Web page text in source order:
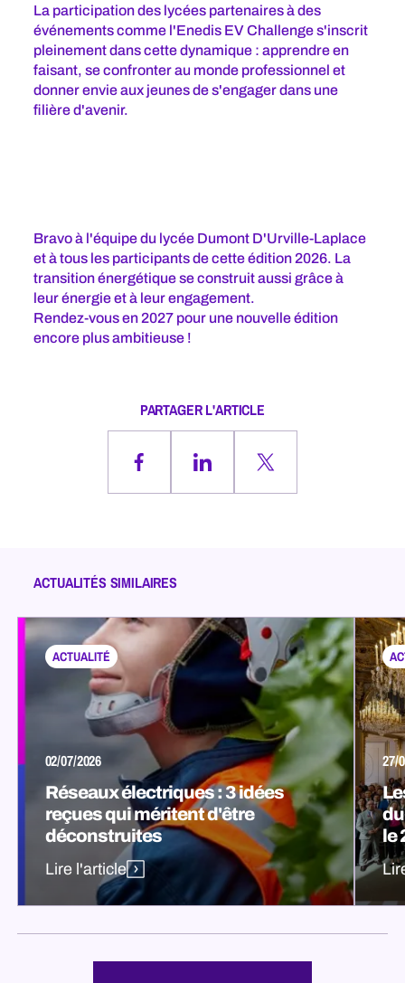
La participation des lycées partenaires à des
événements comme l'Enedis EV Challenge s'inscrit
pleinement dans cette dynamique : apprendre en
faisant, se confronter au monde professionnel et
donner envie aux jeunes de s'engager dans une
filière d'avenir.
Bravo à l'équipe du lycée Dumont D'Urville-Laplace
et à tous les participants de cette édition 2026. La
transition énergétique se construit aussi grâce à
leur énergie et à leur engagement.
Rendez-vous en 2027 pour une nouvelle édition
encore plus ambitieuse !
PARTAGER L'ARTICLE
Partager
Partager
Partager
ACTUALITÉS SIMILAIRES
ACTUALITÉ
02/07/2026
Réseaux électriques : 3 idées
reçues qui méritent d'être
déconstruites
Lire l'article
27/
le